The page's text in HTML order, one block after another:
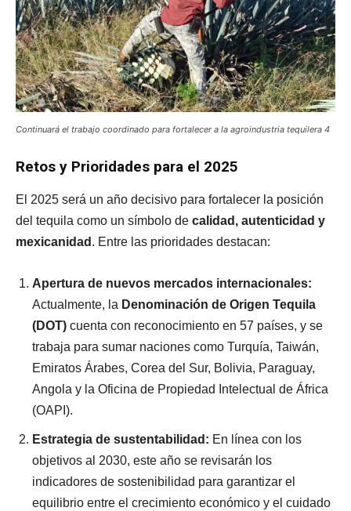
Continuará el trabajo coordinado para fortalecer a la agroindustria tequilera 4
Retos y Prioridades para el 2025
El 2025 será un año decisivo para fortalecer la posición
del tequila como un símbolo de calidad, autenticidad y
mexicanidad . Entre las prioridades destacan:
Apertura de nuevos mercados internacionales:
Actualmente, la Denominación de Origen Tequila
(DOT) cuenta con reconocimiento en 57 países, y se
trabaja para sumar naciones como Turquía, Taiwán,
Emiratos Árabes, Corea del Sur, Bolivia, Paraguay,
Angola y la Oficina de Propiedad Intelectual de África
(OAPI).
Estrategia de sustentabilidad: En línea con los
objetivos al 2030, este año se revisarán los
indicadores de sostenibilidad para garantizar el
equilibrio entre el crecimiento económico y el cuidado